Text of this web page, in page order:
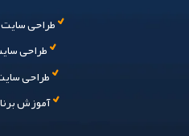
طراحی
طراحی
طراحی
آموزش